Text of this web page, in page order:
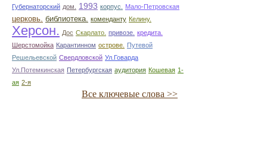
Губернаторский дом. 1993 корпус. Мало-Петровская
церковь. библиотека. коменданту Келину.
Херсон. Дос Скарлато. привозе. кредита.
Шерстомойка Карантинном острове.
Путевой
Решельевской Свердловской Ул.Говарда
Ул.Потемкинская Петербургская аудитория Кошевая 1-
ая 2-я
Все ключевые слова >>